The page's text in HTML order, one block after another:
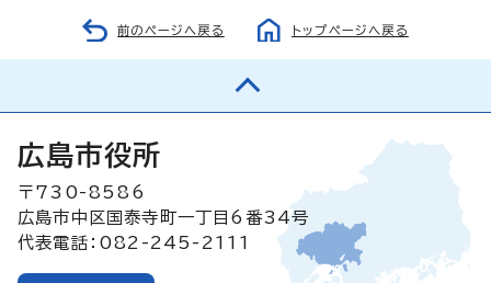
前のページへ戻る トップページへ戻る
広島市役所
〒730-8586
広島市中区国泰寺町一丁目6番34号
代表電話：082-245-2111